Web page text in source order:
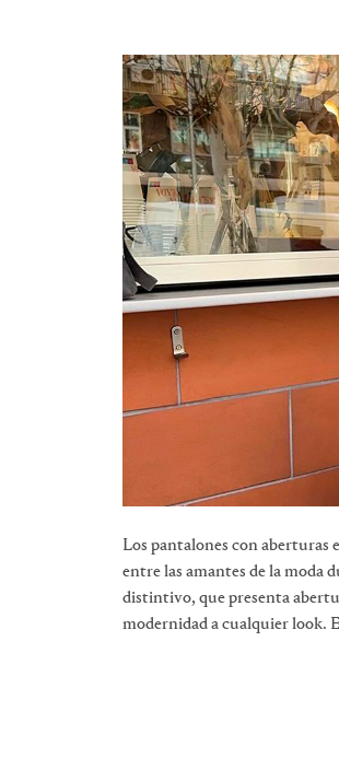
Los pantalones con aberturas
entre las amantes de la moda
distintivo, que presenta
modernidad a cualquier look.